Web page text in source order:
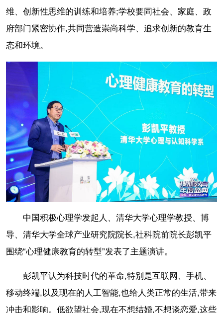
维、创新性思维的训练和培养;学校要同社会、家庭、政
府部门紧密协作,共同营造崇尚科学、追求创新的教育生
态和环境。
中国积极心理学发起人、清华大学心理学教授、博
导、清华大学全球产业研究院院长,社科院前院长彭凯平
围绕“心理健康教育的转型”发表了主题演讲。
彭凯平认为科技时代的革命,特别是互联网、手机、
移动终端,以及现在的人工智能,也给人类正常的生活,带来
冲击和影响。低欲望社会,现在不想结婚,不想谈恋爱,这些